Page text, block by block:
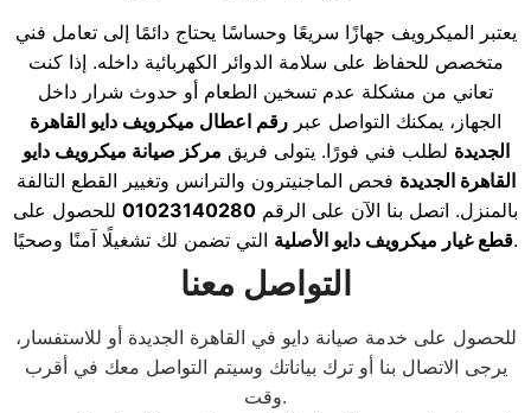
يعتبر الميكرويف جهازًا سريعًا وحساسًا يحتاج دائمًا إلى تعامل فني
متخصص للحفاظ على سلامة الدوائر الكهربائية داخله. إذا كنت
تعاني من مشكلة عدم تسخين الطعام أو حدوث شرار داخل
الجهاز، يمكنك التواصل عبر رقم اعطال ميكرويف دايو القاهرة
الجديدة لطلب فني فورًا. يتولى فريق مركز صيانة ميكرويف دايو
القاهرة الجديدة فحص الماجنيترون والترانس وتغيير القطع التالفة
بالمنزل. اتصل بنا الآن على الرقم 01023140280 للحصول على
قطع غيار ميكرويف دايو الأصليةالتي تضمن لك تشغيلًا آمنًا وصحيًا.
التواصل معنا
للحصول على خدمة صيانة دايو في القاهرة الجديدة أو للاستفسار،
يرجى الاتصال بنا أو ترك بياناتك وسيتم التواصل معك في أقرب
وقت.